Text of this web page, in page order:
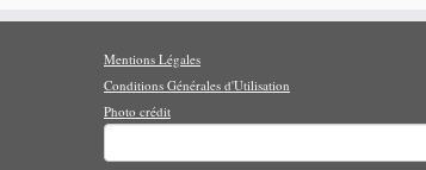
Mentions Légales
Conditions Générales d'Utilisation
Photo crédit
Rechercher :